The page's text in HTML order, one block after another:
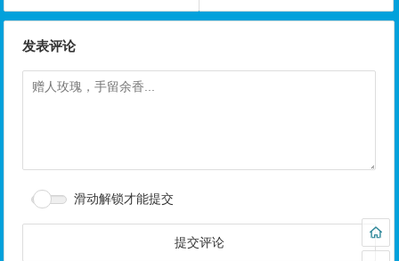
发表评论
滑动解锁才能提交